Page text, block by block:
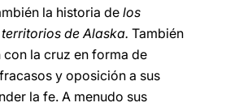
la historia delos
de Alaska. También
la cruz en forma de
y oposición a sus
la fe. A menudo sus